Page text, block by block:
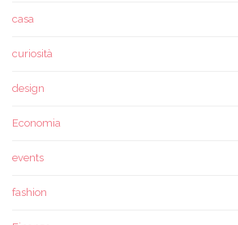
casa
curiosità
design
Economia
events
fashion